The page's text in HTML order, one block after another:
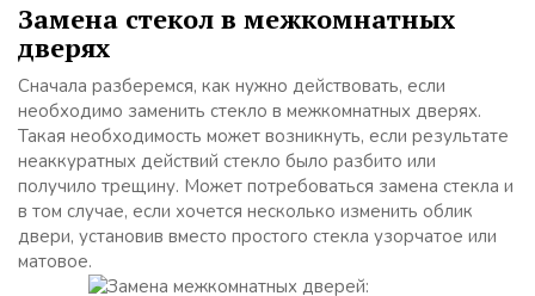
Замена стекол в межкомнатных
дверях
Сначала разберемся, как нужно действовать, если
необходимо заменить стекло в межкомнатных дверях.
Такая необходимость может возникнуть, если результате
неаккуратных действий стекло было разбито или
получило трещину. Может потребоваться замена стекла и
в том случае, если хочется несколько изменить облик
двери, установив вместо простого стекла узорчатое или
матовое.